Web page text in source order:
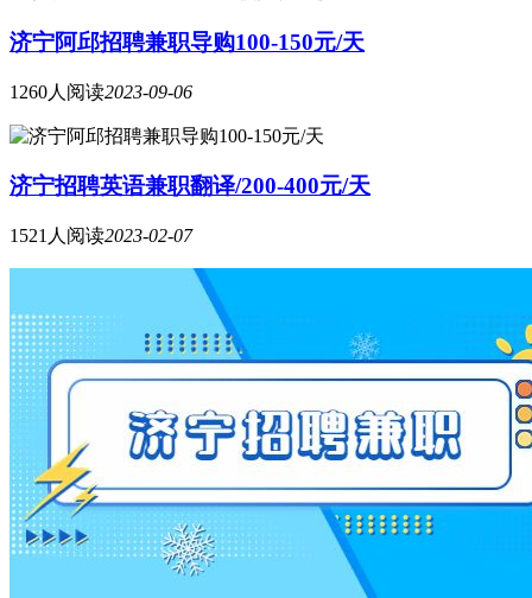
济宁阿邱招聘兼职导购100-150元/天
1260人阅读2023-09-06
济宁招聘英语兼职翻译/200-400元/天
1521人阅读2023-02-07